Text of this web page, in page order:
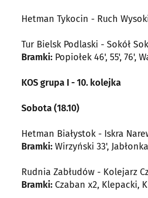
Hetman Tykocin - Ruch
Tur Bielsk Podlaski - Sokół
Bramki: Popiołek 46', 55', 76',
KOS grupa I - 10. kolejka
Sobota (18.10)
Hetman Białystok - Iskra
Bramki: Wirzyński 33',
Rudnia Zabłudów - Kolejarz
Bramki: Czaban x2, Klepacki,